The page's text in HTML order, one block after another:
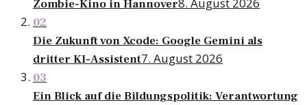
Zombie-Kino in Hannover8. August 2026
02
Die Zukunft von Xcode: Google Gemini als
dritter KI-Assistent7. August 2026
03
Ein Blick auf die Bildungspolitik: Verantwortung